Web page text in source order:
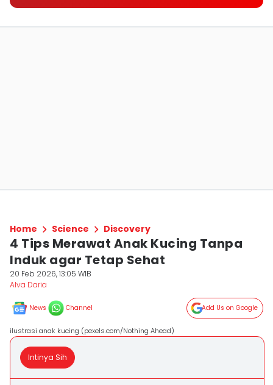
Home Science Discovery
4 Tips Merawat Anak Kucing Tanpa
Induk agar Tetap Sehat
20 Feb 2026, 13:05 WIB
Alva Daria
News Channel Add Us on Google
ilustrasi anak kucing (pexels.com/Nothing Ahead)
Intinya Sih